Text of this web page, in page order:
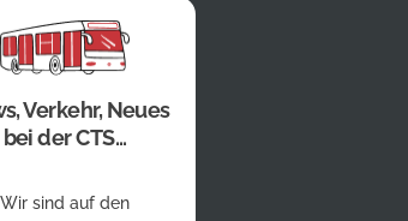
Verkehr, Neues
bei der CTS...
Wir sind auf den